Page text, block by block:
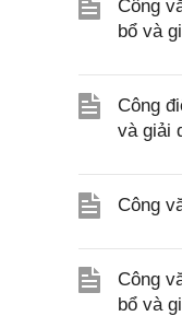
Công
bổ và
Công
và giải
Công
Công
bổ và